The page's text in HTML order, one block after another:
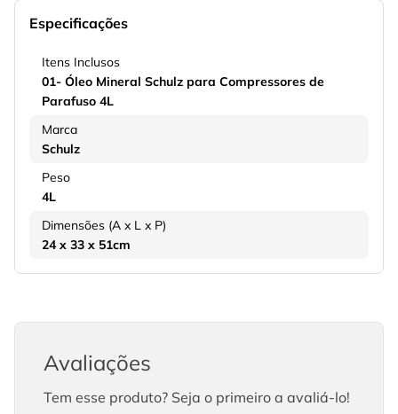
Especificações
Itens Inclusos
01- Óleo Mineral Schulz para Compressores de
Parafuso 4L
Marca
Schulz
Peso
4L
Dimensões (A x L x P)
24 x 33 x 51cm
Avaliações
Tem esse produto? Seja o primeiro a avaliá-lo!